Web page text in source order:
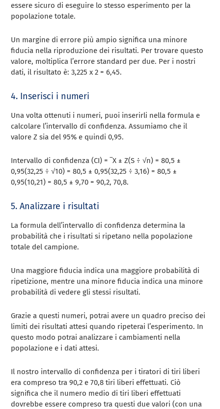
essere sicuro di eseguire lo stesso esperimento per la
popolazione totale.
Un margine di errore più ampio significa una minore
fiducia nella riproduzione dei risultati. Per trovare questo
valore, moltiplica l’errore standard per due. Per i nostri
dati, il risultato è: 3,225 x 2 = 6,45.
4. Inserisci i numeri
Una volta ottenuti i numeri, puoi inserirli nella formula e
calcolare l’intervallo di confidenza. Assumiamo che il
valore Z sia del 95% e quindi 0,95.
Intervallo di confidenza (CI) = ‾X ± Z(S ÷ √n) = 80,5 ±
0,95(32,25 ÷ √10) = 80,5 ± 0,95(32,25 ÷ 3,16) = 80,5 ±
0,95(10,21) = 80,5 ± 9,70 = 90,2, 70,8.
5. Analizzare i risultati
La formula dell’intervallo di confidenza determina la
probabilità che i risultati si ripetano nella popolazione
totale del campione.
Una maggiore fiducia indica una maggiore probabilità di
ripetizione, mentre una minore fiducia indica una minore
probabilità di vedere gli stessi risultati.
Grazie a questi numeri, potrai avere un quadro preciso dei
limiti dei risultati attesi quando ripeterai l’esperimento. In
questo modo potrai analizzare i cambiamenti nella
popolazione e i dati attesi.
Il nostro intervallo di confidenza per i tiratori di tiri liberi
era compreso tra 90,2 e 70,8 tiri liberi effettuati. Ciò
significa che il numero medio di tiri liberi effettuati
dovrebbe essere compreso tra questi due valori (con una